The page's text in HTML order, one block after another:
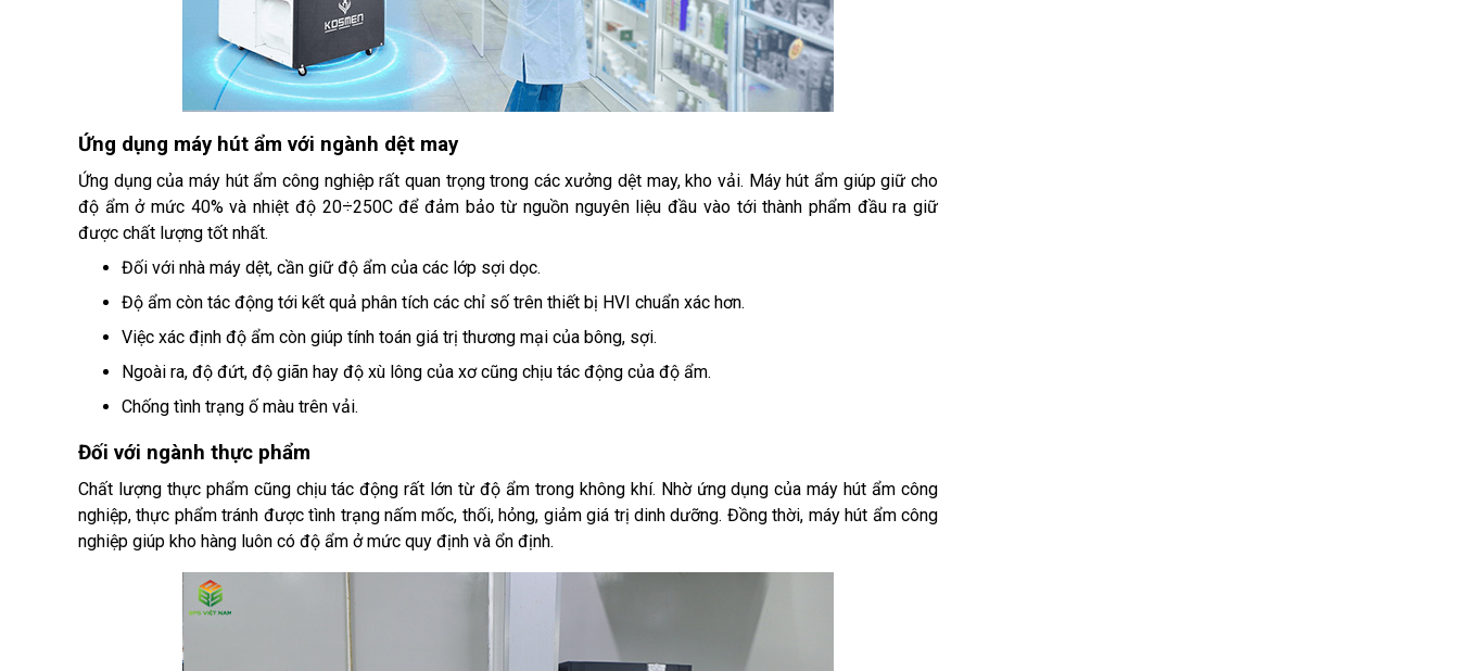
Ứng dụng máy hút ẩm với ngành dệt may
Ứng dụng của máy hút ẩm công nghiệp rất quan trọng trong các xưởng dệt may, kho vải. Máy hút ẩm giúp giữ cho
độ ẩm ở mức 40% và nhiệt độ 20÷250C để đảm bảo từ nguồn nguyên liệu đầu vào tới thành phẩm đầu ra giữ
được chất lượng tốt nhất.
Đối với nhà máy dệt, cần giữ độ ẩm của các lớp sợi dọc.
Độ ẩm còn tác động tới kết quả phân tích các chỉ số trên thiết bị HVI chuẩn xác hơn.
Việc xác định độ ẩm còn giúp tính toán giá trị thương mại của bông, sợi.
Ngoài ra, độ đứt, độ giãn hay độ xù lông của xơ cũng chịu tác động của độ ẩm.
Chống tình trạng ố màu trên vải.
Đối với ngành thực phẩm
Chất lượng thực phẩm cũng chịu tác động rất lớn từ độ ẩm trong không khí. Nhờ ứng dụng của máy hút ẩm công
nghiệp, thực phẩm tránh được tình trạng nấm mốc, thối, hỏng, giảm giá trị dinh dưỡng. Đồng thời, máy hút ẩm công
nghiệp giúp kho hàng luôn có độ ẩm ở mức quy định và ổn định.